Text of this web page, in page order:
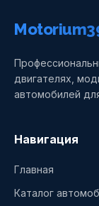
двигателях,
автомобилей
Навигация
Главная
Каталог